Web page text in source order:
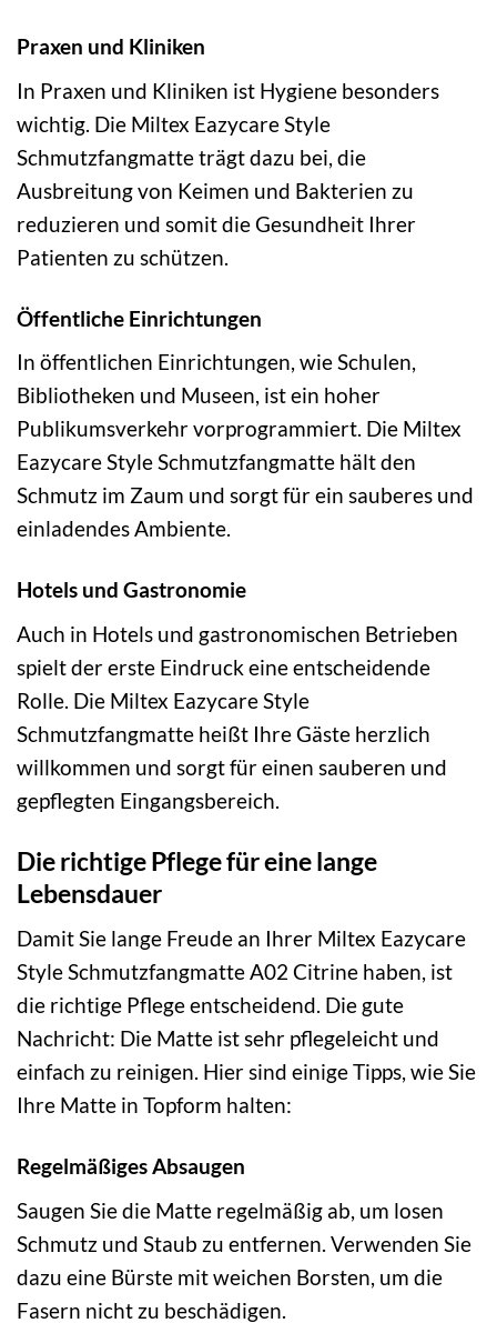
Praxen und Kliniken
In Praxen und Kliniken ist Hygiene besonders
wichtig. Die Miltex Eazycare Style
Schmutzfangmatte trägt dazu bei, die
Ausbreitung von Keimen und Bakterien zu
reduzieren und somit die Gesundheit Ihrer
Patienten zu schützen.
Öffentliche Einrichtungen
In öffentlichen Einrichtungen, wie Schulen,
Bibliotheken und Museen, ist ein hoher
Publikumsverkehr vorprogrammiert. Die Miltex
Eazycare Style Schmutzfangmatte hält den
Schmutz im Zaum und sorgt für ein sauberes und
einladendes Ambiente.
Hotels und Gastronomie
Auch in Hotels und gastronomischen Betrieben
spielt der erste Eindruck eine entscheidende
Rolle. Die Miltex Eazycare Style
Schmutzfangmatte heißt Ihre Gäste herzlich
willkommen und sorgt für einen sauberen und
gepflegten Eingangsbereich.
Die richtige Pflege für eine lange
Lebensdauer
Damit Sie lange Freude an Ihrer Miltex Eazycare
Style Schmutzfangmatte A02 Citrine haben, ist
die richtige Pflege entscheidend. Die gute
Nachricht: Die Matte ist sehr pflegeleicht und
einfach zu reinigen. Hier sind einige Tipps, wie Sie
Ihre Matte in Topform halten:
Regelmäßiges Absaugen
Saugen Sie die Matte regelmäßig ab, um losen
Schmutz und Staub zu entfernen. Verwenden Sie
dazu eine Bürste mit weichen Borsten, um die
Fasern nicht zu beschädigen.